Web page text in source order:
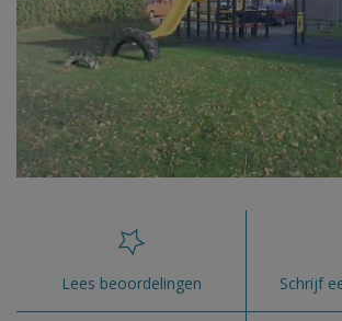
Lees beoordelingen Schrijf